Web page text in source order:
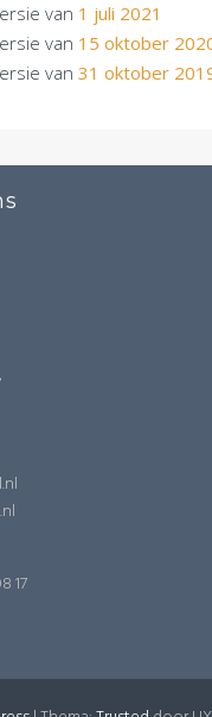
van 1 juli 2021
van 15 oktober
van 31 oktober
17